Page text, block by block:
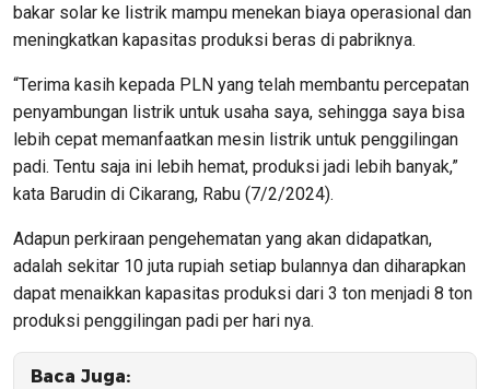
bakar solar ke listrik mampu menekan biaya operasional dan
meningkatkan kapasitas produksi beras di pabriknya.
“Terima kasih kepada PLN yang telah membantu percepatan
penyambungan listrik untuk usaha saya, sehingga saya bisa
lebih cepat memanfaatkan mesin listrik untuk penggilingan
padi. Tentu saja ini lebih hemat, produksi jadi lebih banyak,”
kata Barudin di Cikarang, Rabu (7/2/2024).
Adapun perkiraan pengehematan yang akan didapatkan,
adalah sekitar 10 juta rupiah setiap bulannya dan diharapkan
dapat menaikkan kapasitas produksi dari 3 ton menjadi 8 ton
produksi penggilingan padi per hari nya.
Baca Juga: